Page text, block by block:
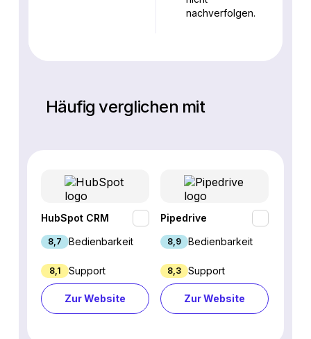
nachverfolgen.
Häufig verglichen mit
HubSpot CRM
8,7 Bedienbarkeit
8,1 Support
Zur Website
Pipedrive
8,9 Bedienbarkeit
8,3 Support
Zur Website